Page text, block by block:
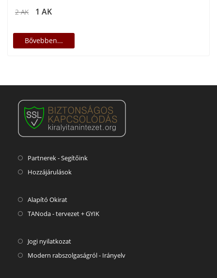
2 AK 1 AK
Bővebben...
Partnerek - Segítőink
Hozzájárulások
Alapító Okirat
TANoda - tervezet + GYIK
Jogi nyilatkozat
Modern rabszolgaságról - Irányelv